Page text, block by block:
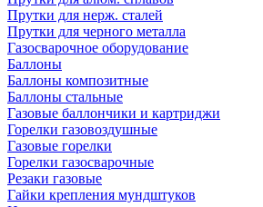
Прутки для нерж. сталей
Прутки для черного металла
Газосварочное оборудование
Баллоны
Баллоны композитные
Баллоны стальные
Газовые баллончики и картриджи
Горелки газовоздушные
Газовые горелки
Горелки газосварочные
Резаки газовые
Гайки крепления мундштуков